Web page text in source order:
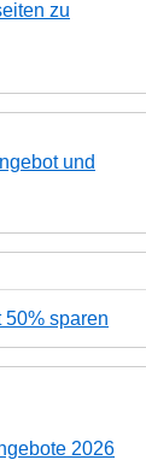
zu
50% sparen